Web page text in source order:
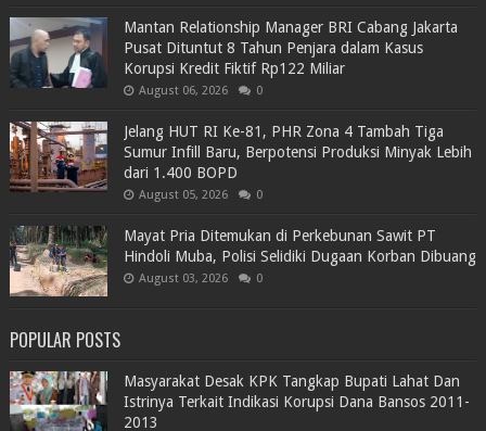
Mantan Relationship Manager BRI Cabang Jakarta
Pusat Dituntut 8 Tahun Penjara dalam Kasus
Korupsi Kredit Fiktif Rp122 Miliar
August 06, 2026 0
Jelang HUT RI Ke-81, PHR Zona 4 Tambah Tiga
Sumur Infill Baru, Berpotensi Produksi Minyak Lebih
dari 1.400 BOPD
August 05, 2026 0
Mayat Pria Ditemukan di Perkebunan Sawit PT
Hindoli Muba, Polisi Selidiki Dugaan Korban Dibuang
August 03, 2026 0
POPULAR POSTS
Masyarakat Desak KPK Tangkap Bupati Lahat Dan
Istrinya Terkait Indikasi Korupsi Dana Bansos 2011-
2013